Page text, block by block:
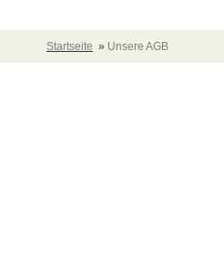
Startseite » Unsere AGB